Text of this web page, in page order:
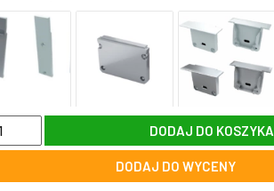
DODAJ DO KOSZYKA
DODAJ DO WYCENY